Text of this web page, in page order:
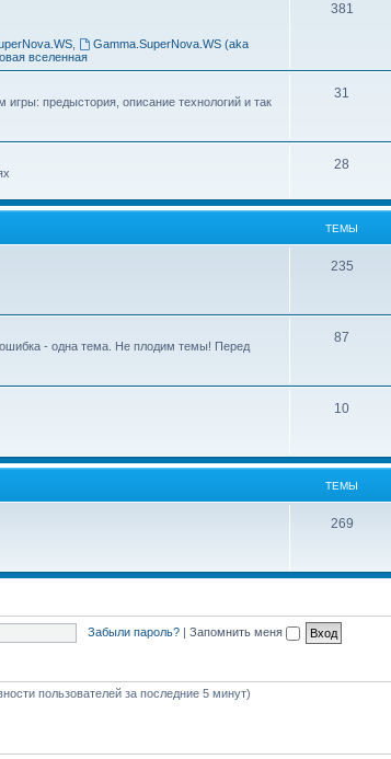
,
Gamma.SuperNova.WS (aka
вселенная
381
предыстория, описание технологий и так
31
28
ТЕМЫ
235
- одна тема. Не плодим темы! Перед
87
10
ТЕМЫ
269
Забыли пароль? | Запомнить меня
пользователей за последние 5 минут)